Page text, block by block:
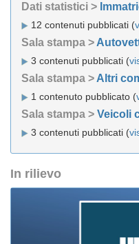
Dati statistici >
12 contenuti pubblicati (
Sala stampa >
3 contenuti pubblicati (
Sala stampa > Altri
1 contenuto pubblicato (
Sala stampa > Veicoli
3 contenuti pubblicati (
In rilievo